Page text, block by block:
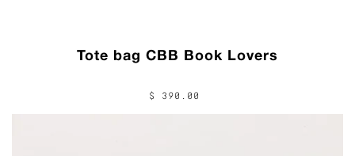
Tote bag CBB Book Lovers
$ 390.00